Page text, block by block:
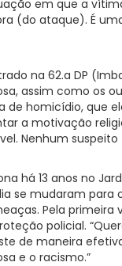
em que a
(do ataque). É
na 62.a DP
assim como os
de homicídio, que
a motivação
Nenhum
há 13 anos no
se mudaram para
Pela primeira
policial.
de maneira
e o racismo.”